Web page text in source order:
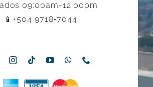
09:00am-12:00pm
📱‪+504 9718‑7044‬